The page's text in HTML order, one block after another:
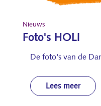
Nieuws
Foto's HOLI
De foto's van de
Lees meer